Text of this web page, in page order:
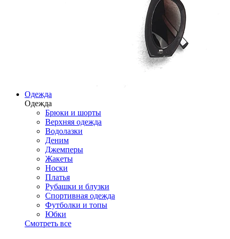
Одежда
Одежда
Брюки и шорты
Верхняя одежда
Водолазки
Деним
Джемперы
Жакеты
Носки
Платья
Рубашки и блузки
Спортивная одежда
Футболки и топы
Юбки
Смотреть все